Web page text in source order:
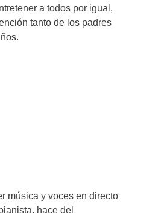
a todos por igual,
tanto de los padres
música y voces en directo
hace del